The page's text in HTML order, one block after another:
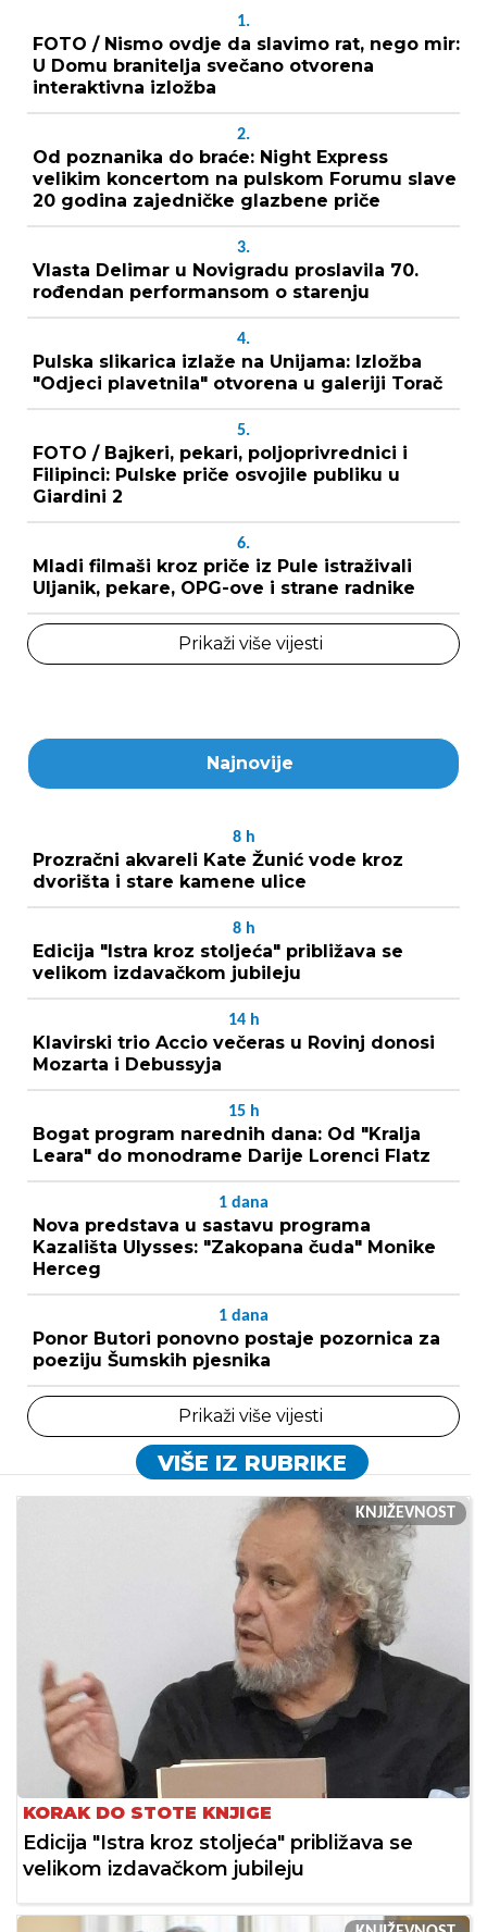
1.
FOTO / Nismo ovdje da slavimo rat, nego mir:
U Domu branitelja svečano otvorena
interaktivna izložba
2.
Od poznanika do braće: Night Express
velikim koncertom na pulskom Forumu slave
20 godina zajedničke glazbene priče
3.
Vlasta Delimar u Novigradu proslavila 70.
rođendan performansom o starenju
4.
Pulska slikarica izlaže na Unijama: Izložba
"Odjeci plavetnila" otvorena u galeriji Torač
5.
FOTO / Bajkeri, pekari, poljoprivrednici i
Filipinci: Pulske priče osvojile publiku u
Giardini 2
6.
Mladi filmaši kroz priče iz Pule istraživali
Uljanik, pekare, OPG-ove i strane radnike
Prikaži više vijesti
Najnovije
8 h
Prozračni akvareli Kate Žunić vode kroz
dvorišta i stare kamene ulice
8 h
Edicija "Istra kroz stoljeća" približava se
velikom izdavačkom jubileju
14 h
Klavirski trio Accio večeras u Rovinj donosi
Mozarta i Debussyja
15 h
Bogat program narednih dana: Od "Kralja
Leara" do monodrame Darije Lorenci Flatz
1 dana
Nova predstava u sastavu programa
Kazališta Ulysses: "Zakopana čuda" Monike
Herceg
1 dana
Ponor Butori ponovno postaje pozornica za
poeziju Šumskih pjesnika
Prikaži više vijesti
VIŠE IZ RUBRIKE
KNJIŽEVNOST
KORAK DO STOTE KNJIGE
Edicija "Istra kroz stoljeća" približava se
velikom izdavačkom jubileju